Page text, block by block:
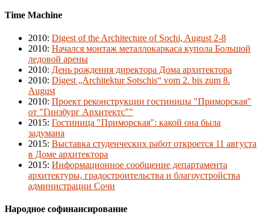
Time Machine
2010: Digest of the Architecture of Sochi, August 2-8
2010: Начался монтаж металлокаркаса купола Большой
ледовой арены
2010: День рождения директора Дома архитектора
2010: Digest „Architektur Sotschis“ vom 2. bis zum 8.
August
2010: Проект реконструкции гостиницы "Приморская"
от "Гинзбург Архитектс""
2015: Гостиница "Приморская": какой она была
задумана
2015: Выставка студенческих работ откроется 11 августа
в Доме архитектора
2015: Информационное сообщение департамента
архитектуры, градостроительства и благоустройства
администрации Сочи
Народное софинансирование